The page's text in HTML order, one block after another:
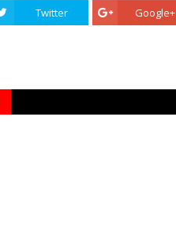
Twitter Google+